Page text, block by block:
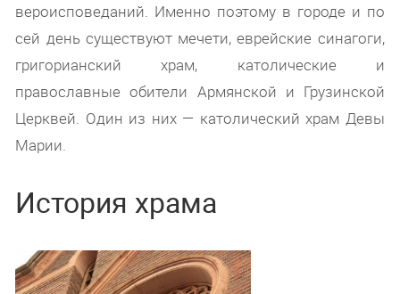
вероисповеданий. Именно поэтому в городе и по
сей день существуют мечети, еврейские синагоги,
григорианский храм, католические и
православные обители Армянской и Грузинской
Церквей. Один из них — католический храм Девы
Марии.
История храма